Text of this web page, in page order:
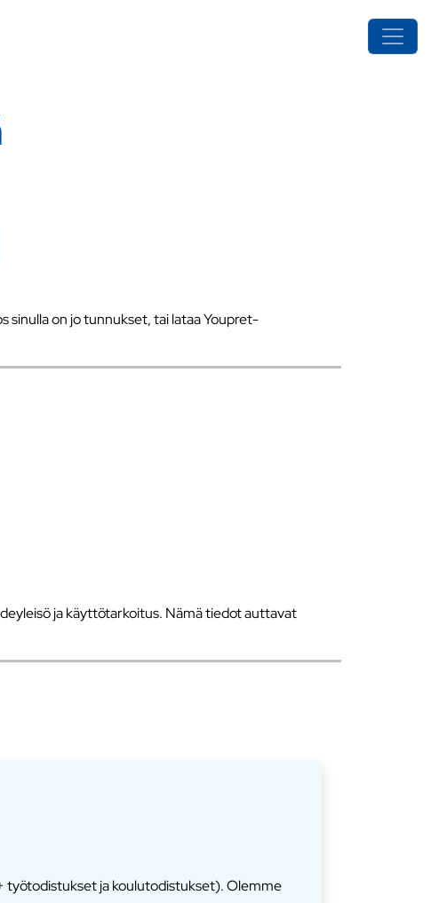
sinulla on jo tunnukset, tai lataa Youpret-
ja käyttötarkoitus. Nämä tiedot auttavat
työtodistukset ja koulutodistukset). Olemme